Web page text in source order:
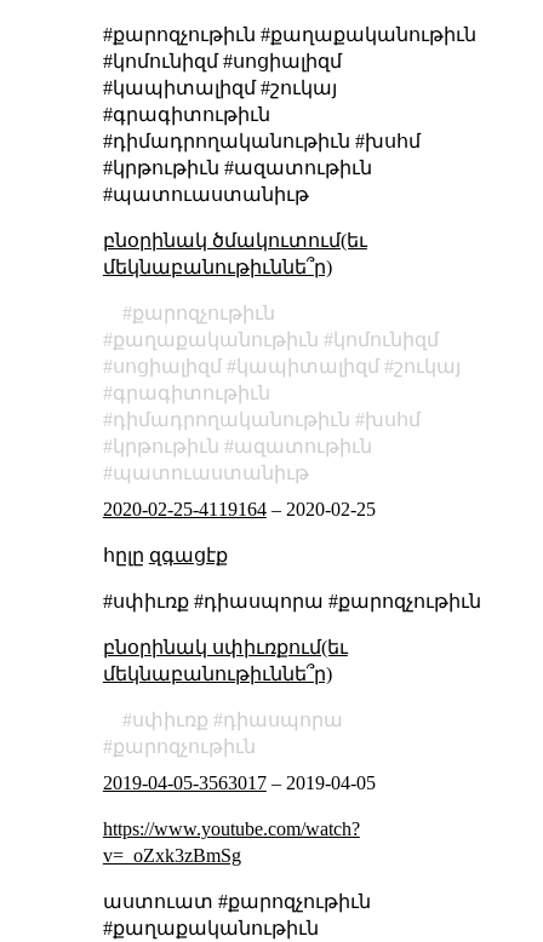
#քարոզչութիւն #քաղաքականութիւն
#կոմունիզմ #սոցիալիզմ
#կապիտալիզմ #շուկայ
#գրագիտութիւն
#դիմադրողականութիւն #խսհմ
#կրթութիւն #ազատութիւն
#պատուաստանիւթ
բնօրինակ ծմակուտում(եւ
մեկնաբանութիւննե՞ր)
քարոզչութիւն
քաղաքականութիւն
կոմունիզմ
սոցիալիզմ
կապիտալիզմ
շուկայ
գրագիտութիւն
դիմադրողականութիւն
խսհմ
կրթութիւն
ազատութիւն
պատուաստանիւթ
2020-02-25-4119164– 2020-02-25
հըլը զգացէք
#սփիւռք #դիասպորա #քարոզչութիւն
բնօրինակ սփիւռքում(եւ
մեկնաբանութիւննե՞ր)
սփիւռք
դիասպորա
քարոզչութիւն
2019-04-05-3563017– 2019-04-05
https://www.youtube.com/watch?
v=_oZxk3zBmSg
աստուատ #քարոզչութիւն
#քաղաքականութիւն